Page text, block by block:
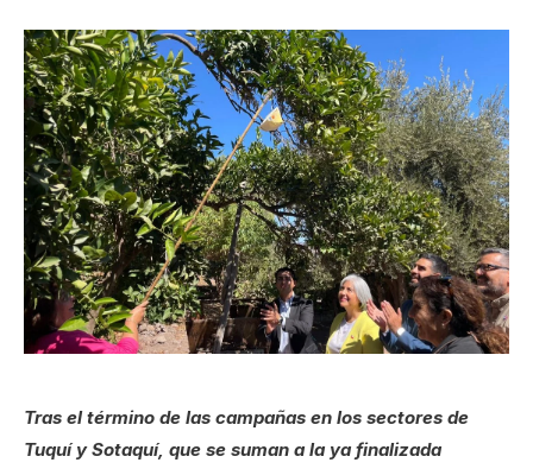
Tras el término de las campañas en los sectores de
Tuquí y Sotaquí, que se suman a la ya finalizada